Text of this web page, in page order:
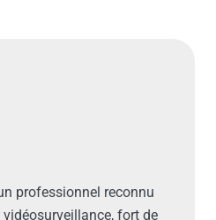
professionnel reconnu
fort de